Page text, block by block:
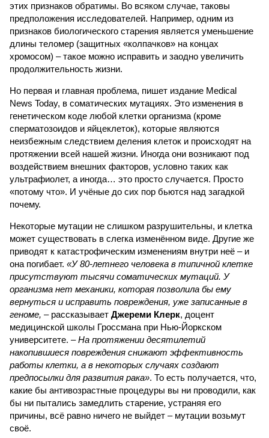
этих признаков обратимы. Во всяком случае, таковы
предположения исследователей. Например, одним из
признаков биологического старения является уменьшение
длины теломер (защитных «колпачков» на концах
хромосом) – такое можно исправить и заодно увеличить
продолжительность жизни.
Но первая и главная проблема, пишет издание Medical
News Today, в соматических мутациях. Это изменения в
генетическом коде любой клетки организма (кроме
сперматозоидов и яйцеклеток), которые являются
неизбежным следствием деления клеток и происходят на
протяжении всей нашей жизни. Иногда они возникают под
воздействием внешних факторов, условно таких как
ультрафиолет, а иногда… это просто случается. Просто
«потому что». И учёные до сих пор бьются над загадкой
почему.
Некоторые мутации не слишком разрушительны, и клетка
может существовать в слегка изменённом виде. Другие же
приводят к катастрофическим изменениям внутри неё – и
она погибает. «У 80-летнего человека в типичной клетке
присутствуют тысячи соматических мутаций. У
организма нет механики, которая позволила бы ему
вернуться и исправить повреждения, уже записанные в
геноме, – рассказывает Джереми Клерк, доцент
медицинской школы Гроссмана при Нью-Йоркском
университете. – На протяжении десятилетий
накопившиеся повреждения снижают эффективность
работы клетки, а в некоторых случаях создают
предпосылки для развития рака». То есть получается, что,
какие бы антивозрастные процедуры вы ни проводили, как
бы ни пытались замедлить старение, устраняя его
причины, всё равно ничего не выйдет – мутации возьмут
своё.